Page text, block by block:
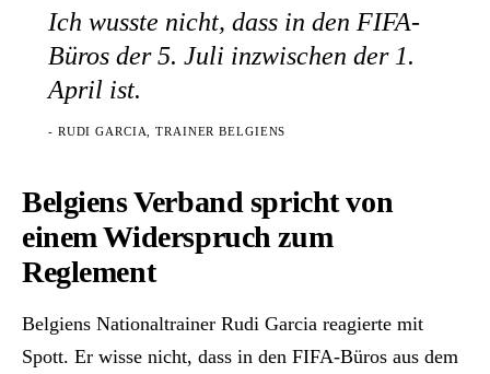
Ich wusste nicht, dass in den FIFA-
Büros der 5. Juli inzwischen der 1.
April ist.
- RUDI GARCIA, TRAINER BELGIENS
Belgiens Verband spricht von
einem Widerspruch zum
Reglement
Belgiens Nationaltrainer Rudi Garcia reagierte mit
Spott. Er wisse nicht, dass in den FIFA-Büros aus dem